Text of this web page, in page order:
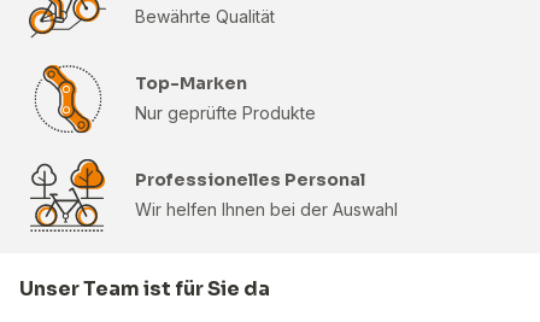
Bewährte Qualität
Top-Marken
Nur geprüfte Produkte
Professionelles Personal
Wir helfen Ihnen bei der Auswahl
Unser Team ist für Sie da